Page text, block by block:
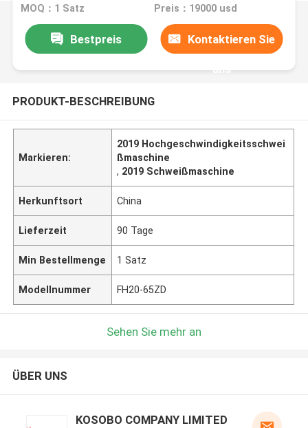
MOQ：1 Satz Preis：19000 usd
Bestpreis Kontaktieren Sie
uns
PRODUKT-BESCHREIBUNG
Markieren:
2019 Hochgeschwindigkeitsschwei
ßmaschine
, 2019 Schweißmaschine
Herkunftsort China
Lieferzeit 90 Tage
Min Bestellmenge 1 Satz
Modellnummer FH20-65ZD
Sehen Sie mehr an
ÜBER UNS
KOSOBO COMPANY LIMITED